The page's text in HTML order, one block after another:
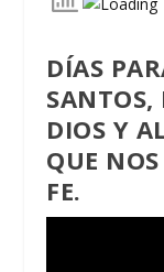
DÍAS
DIOS Y
QUE
FE.